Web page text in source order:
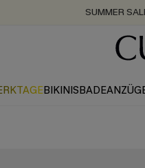
SUMMER
ZUM NEWSLETTER:
BIKINIS